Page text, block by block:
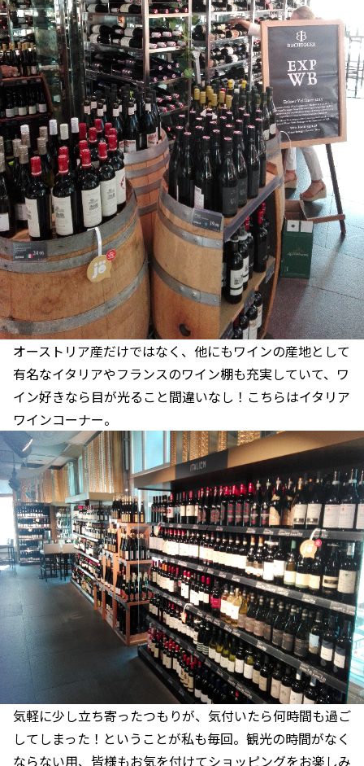
オーストリア産だけではなく、他にもワインの産地として
有名なイタリアやフランスのワイン棚も充実していて、ワ
イン好きなら目が光ること間違いなし！こちらはイタリア
ワインコーナー。
気軽に少し立ち寄ったつもりが、気付いたら何時間も過ご
してしまった！ということが私も毎回。観光の時間がなく
ならない用、皆様もお気を付けてショッピングをお楽しみ